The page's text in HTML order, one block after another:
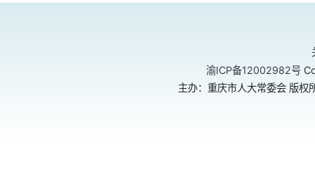
渝ICP备12002982号
主办：重庆市人大常委会 版